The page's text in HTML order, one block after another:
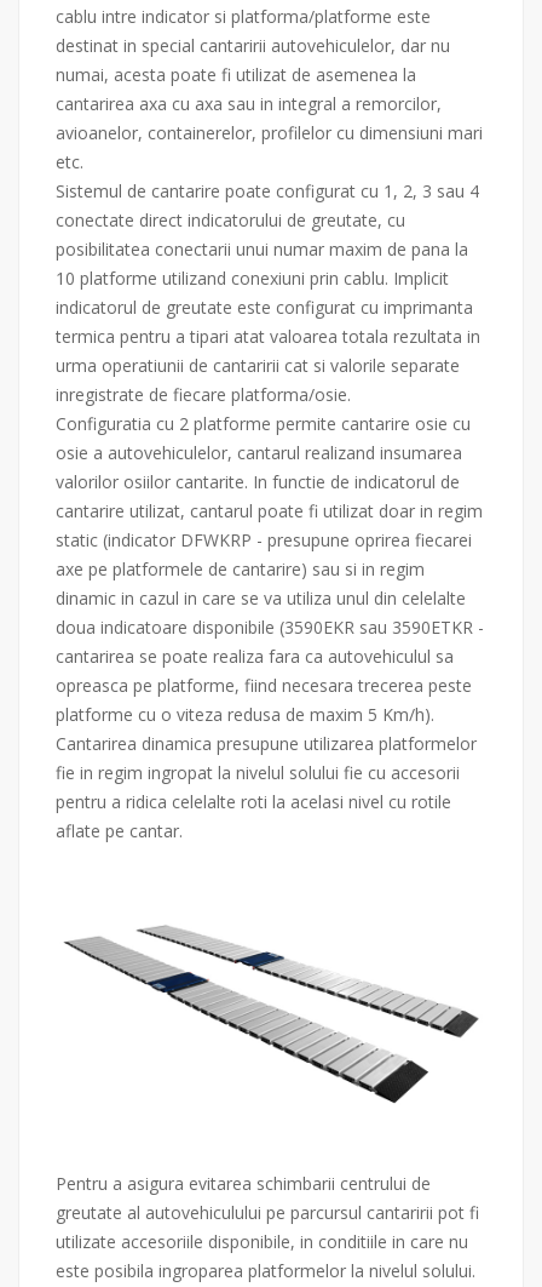
cablu intre indicator si platforma/platforme este
destinat in special cantaririi autovehiculelor, dar nu
numai, acesta poate fi utilizat de asemenea la
cantarirea axa cu axa sau in integral a remorcilor,
avioanelor, containerelor, profilelor cu dimensiuni mari
etc.
Sistemul de cantarire poate configurat cu 1, 2, 3 sau 4
conectate direct indicatorului de greutate, cu
posibilitatea conectarii unui numar maxim de pana la
10 platforme utilizand conexiuni prin cablu. Implicit
indicatorul de greutate este configurat cu imprimanta
termica pentru a tipari atat valoarea totala rezultata in
urma operatiunii de cantaririi cat si valorile separate
inregistrate de fiecare platforma/osie.
Configuratia cu 2 platforme permite cantarire osie cu
osie a autovehiculelor, cantarul realizand insumarea
valorilor osiilor cantarite. In functie de indicatorul de
cantarire utilizat, cantarul poate fi utilizat doar in regim
static (indicator DFWKRP - presupune oprirea fiecarei
axe pe platformele de cantarire) sau si in regim
dinamic in cazul in care se va utiliza unul din celelalte
doua indicatoare disponibile (3590EKR sau 3590ETKR -
cantarirea se poate realiza fara ca autovehiculul sa
opreasca pe platforme, fiind necesara trecerea peste
platforme cu o viteza redusa de maxim 5 Km/h).
Cantarirea dinamica presupune utilizarea platformelor
fie in regim ingropat la nivelul solului fie cu accesorii
pentru a ridica celelalte roti la acelasi nivel cu rotile
aflate pe cantar.
Pentru a asigura evitarea schimbarii centrului de
greutate al autovehiculului pe parcursul cantaririi pot fi
utilizate accesoriile disponibile, in conditiile in care nu
este posibila ingroparea platformelor la nivelul solului.